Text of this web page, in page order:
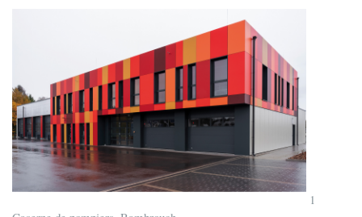
es
t
1